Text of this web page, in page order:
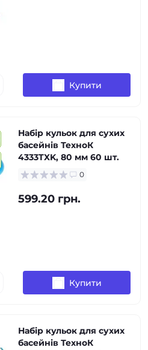
Купити
Набір кульок для сухих
басейнів ТехноК
4333TXK, 80 мм 60 шт.
0
599.20 грн.
Купити
Набір кульок для сухих
басейнів ТехноК